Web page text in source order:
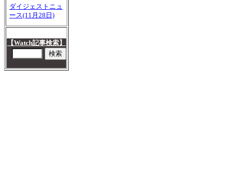
ダイジェストニュ
ース(11月28日)
【Watch記事検索】